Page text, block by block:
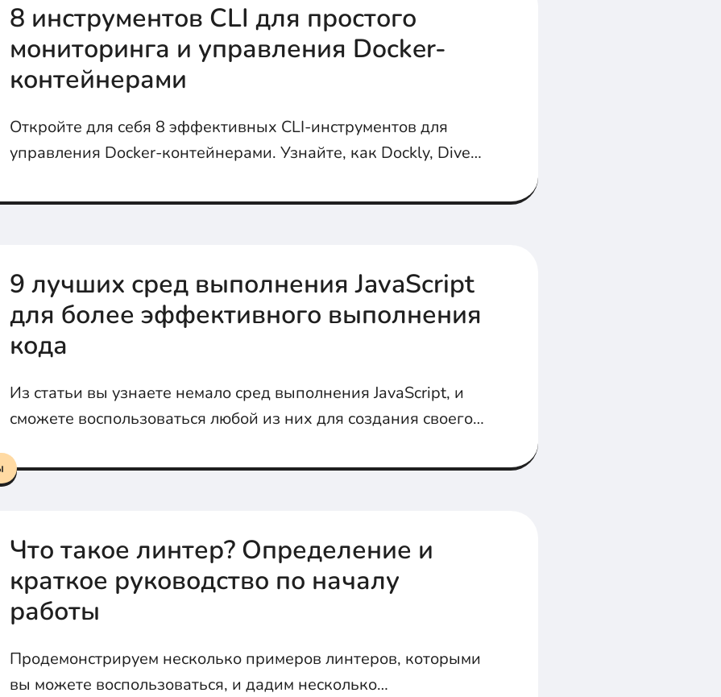
8 инструментов CLI для простого
мониторинга и управления Docker-
контейнерами
Откройте для себя 8 эффективных CLI-инструментов для
управления Docker-контейнерами. Узнайте, как Dockly, Dive,
оптимизировать ваши контейнеры.
9 лучших сред выполнения JavaScript
для более эффективного выполнения
кода
Из статьи вы узнаете немало сред выполнения JavaScript, и
сможете воспользоваться любой из них для создания своего
Что такое линтер? Определение и
краткое руководство по началу
работы
Продемонстрируем несколько примеров линтеров, которыми
вы можете воспользоваться, и дадим несколько